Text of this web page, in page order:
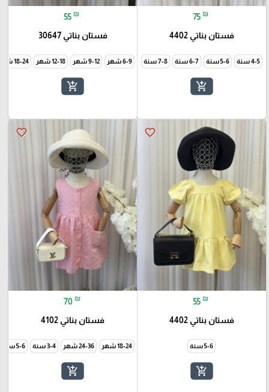
75 ₪
فستان بناتي 4402
4-5 سنة 5-6 سنة 6-7 سنة 7-8 سنة
add_shopping_cart
55 ₪
فستان بناتي 30647
6-9 شهر 9-12 شهر 12-18 شهر 18-24 شهر
add_shopping_cart
favorite_border
55 ₪
فستان بناتي 4402
5-6 سنة
add_shopping_cart
favorite_border
70 ₪
فستان بناتي 4102
18-24 شهر 24-36 شهر 3-4 سنة 5-6 سنة
add_shopping_cart